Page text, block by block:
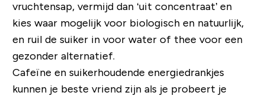
vruchtensap, vermijd dan ‘uit concentraat’ en
kies waar mogelijk voor biologisch en natuurlijk,
en ruil de suiker in voor water of thee voor een
gezonder alternatief.
Cafeïne en suikerhoudende energiedrankjes
kunnen je beste vriend zijn als je probeert je